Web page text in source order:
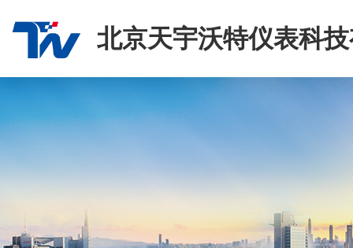
北京天宇沃特仪表科
司